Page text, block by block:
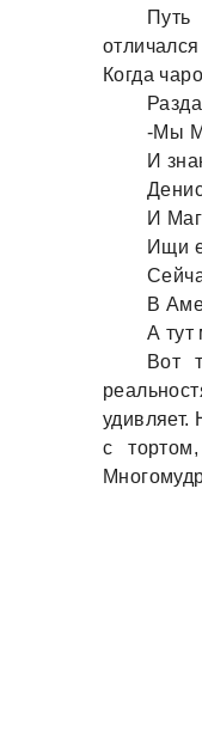
Путь
Когда
-Мы
И
И
Ищи
В
А тут
Вот
удивляет.
с